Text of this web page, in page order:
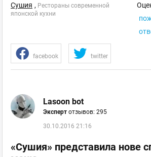
Сушия , Рестораны современной
японской кухни
facebook twitter
Lasoon bot
Эксперт отзывов: 295
30.10.2016 21:16
«Сушия» представила нове